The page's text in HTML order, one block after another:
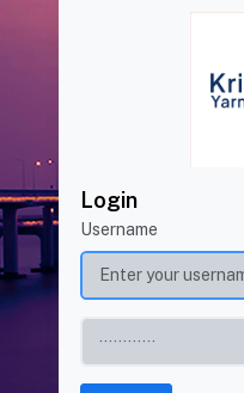
Login
Username